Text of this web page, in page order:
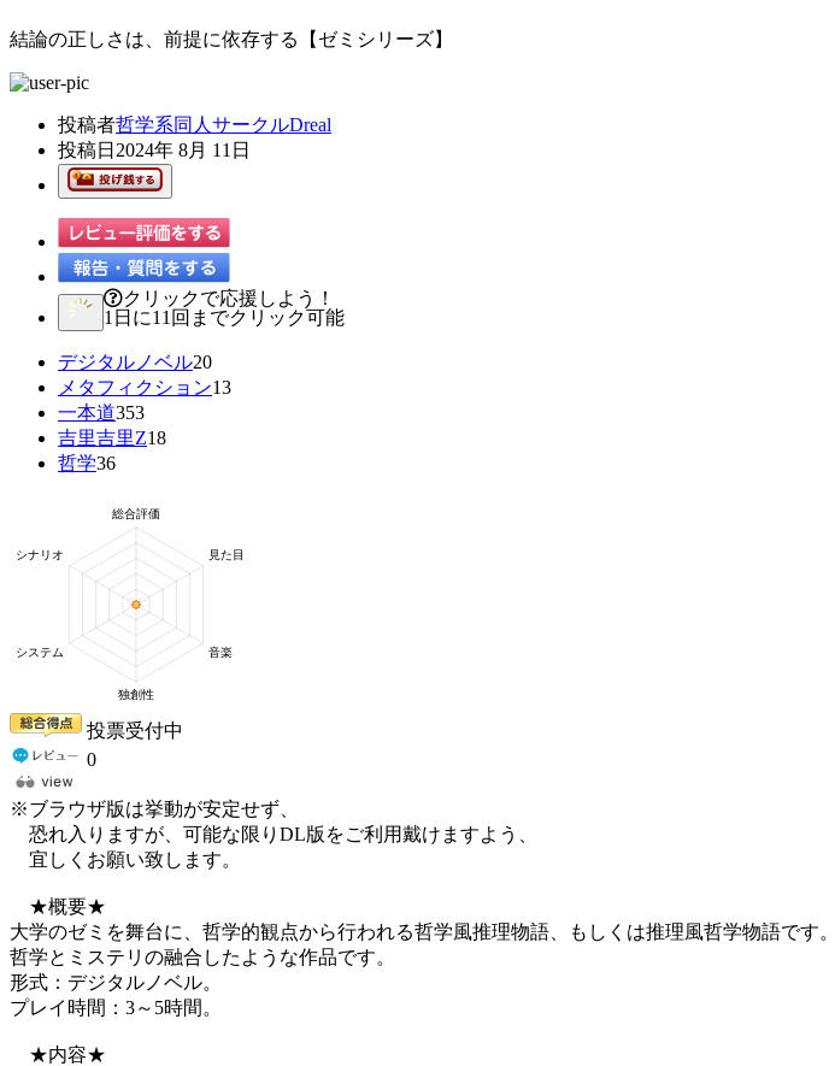
結論の正しさは、前提に依存する【ゼミシリーズ】
投稿者哲学系同人サークルDreal
投稿日 2024年 8月 11日
クリックで応援しよう！
1日に11回までクリック可能
デジタルノベル20
メタフィクション13
一本道353
吉里吉里Z18
哲学36
投票受付中
0
※ブラウザ版は挙動が安定せず、
恐れ入りますが、可能な限りDL版をご利用戴けますよう、
宜しくお願い致します。
★概要★
大学のゼミを舞台に、哲学的観点から行われる哲学風推理物語、もしくは推理風哲学物語です。
哲学とミステリの融合したような作品です。
形式：デジタルノベル。
プレイ時間：3～5時間。
★内容★